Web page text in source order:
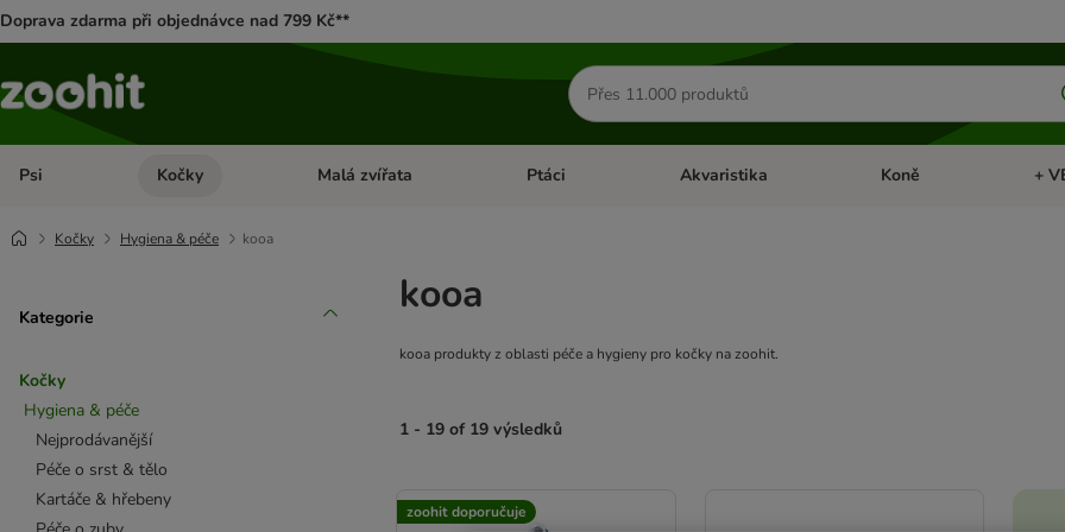
Doprava zdarma při objednávce nad 799 Kč**
Hledat
produkty
Psi Otevřít menu: Psi
Kočky Otevřít menu: Kočky
Malá zvířata Otevřít menu: Malá zvířata
Ptáci Otevřít menu: Ptáci
Akvaristika Otevřít menu: Akvaristika
Koně +
Kočky Hygiena & péče kooa
Kategorie
Kočky
Hygiena & péče
Nejprodávanější
Péče o srst & tělo
Kartáče & hřebeny
kooa
kooa produkty z oblasti péče a hygieny pro kočky na zoohit.
1 - 19 of 19 výsledků
zoohit doporučuje